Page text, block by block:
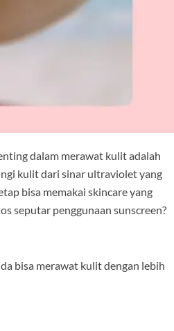
dalam merawat kulit adalah
kulit dari sinar ultraviolet yang
bisa memakai skincare yang
seputar penggunaan sunscreen?
bisa merawat kulit dengan lebih